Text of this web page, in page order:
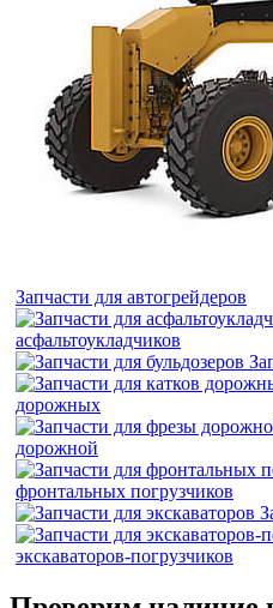
Запчасти для автогрейдеров
асфальтоукладчиков
дорожных
дорожной
фронтальных погрузчиков
экскаваторов-погрузчиков